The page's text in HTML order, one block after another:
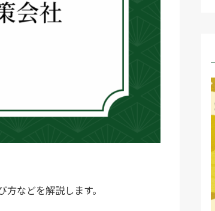
などを解説します。